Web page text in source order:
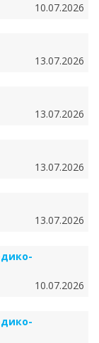
10.07.2026
13.07.2026
13.07.2026
13.07.2026
13.07.2026
10.07.2026